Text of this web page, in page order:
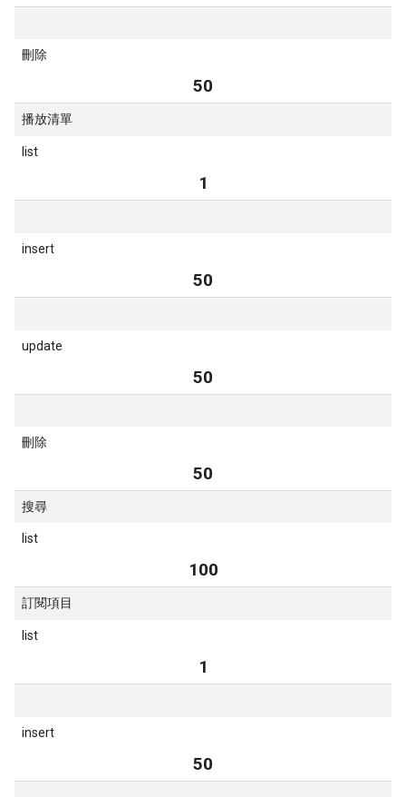
刪除
50
播放清單
list
1
insert
50
update
50
刪除
50
搜尋
list
100
訂閱項目
list
1
insert
50